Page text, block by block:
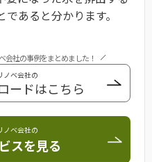
あると分かります。
会社の事例をまとめました！
ノベ会社の
ードはこちら
ノベ会社の
スを見る